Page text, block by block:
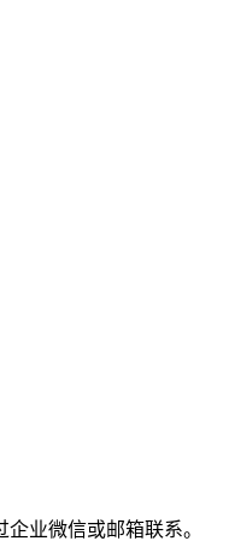
业微信或邮箱联系。